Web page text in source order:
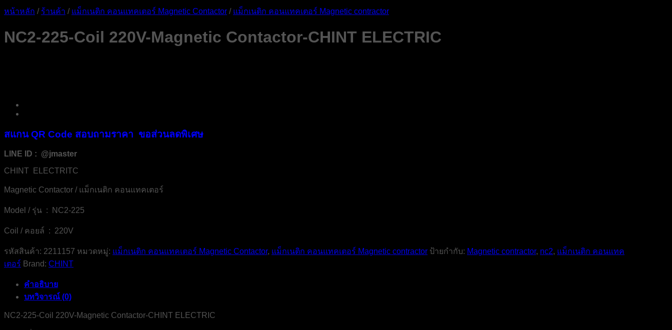
หน้าหลัก / ร้านค้า / แม็กเนติก คอนแทคเตอร์ Magnetic Contactor / แม็กเนติก คอนแทคเตอร์ Magnetic contractor
NC2-225-Coil 220V-Magnetic Contactor-CHINT ELECTRIC
สแกน QR Code สอบถามราคา ขอส่วนลดพิเศษ
LINE ID : @jmaster
CHINT ELECTRITC
Magnetic Contactor / แม็กเนติก คอนแทคเตอร์
Model / รุ่น : NC2-225
Coil / คอยล์ : 220V
รหัสสินค้า: 2211157 หมวดหมู่: แม็กเนติก คอนแทคเตอร์ Magnetic Contactor, แม็กเนติก คอนแทคเตอร์ Magnetic contractor ป้ายกำกับ: Magnetic contractor, nc2, แม็กเนติก คอนแทค
เตอร์ Brand: CHINT
คำอธิบาย
บทวิจารณ์ (0)
NC2-225-Coil 220V-Magnetic Contactor-CHINT ELECTRIC